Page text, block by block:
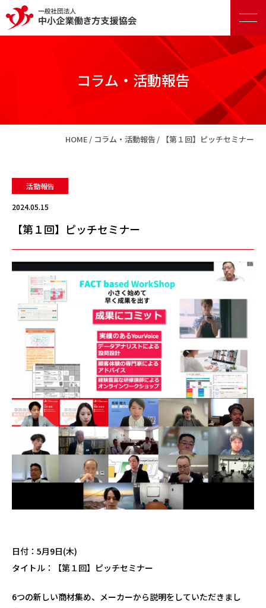
コラム・活動報告
HOME コラム・活動報告 【第１回】ピッチセミナー
活動報告
2024.05.15
【第１回】ピッチセミナー
日付：5月9日(木)
タイトル：【第１回】ピッチセミナー
6つの新しい商材集め、メーカーから説明をしていただきまし